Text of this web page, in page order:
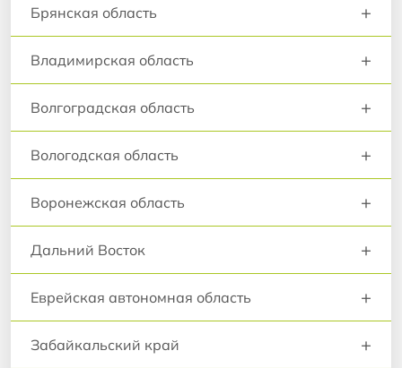
Брянская область +
Владимирская область +
Волгоградская область +
Вологодская область +
Воронежская область +
Дальний Восток +
Еврейская автономная область +
Забайкальский край +